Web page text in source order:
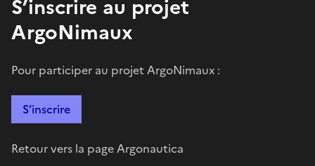
S’inscrire au projet
ArgoNimaux
Pour participer au projet ArgoNimaux :
S’inscrire
Retour vers la page Argonautica